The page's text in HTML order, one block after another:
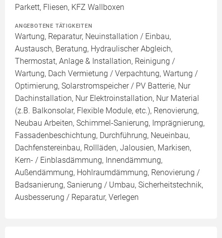
Parkett, Fliesen, KFZ Wallboxen
ANGEBOTENE TÄTIGKEITEN
Wartung, Reparatur, Neuinstallation / Einbau,
Austausch, Beratung, Hydraulischer Abgleich,
Thermostat, Anlage & Installation, Reinigung /
Wartung, Dach Vermietung / Verpachtung, Wartung /
Optimierung, Solarstromspeicher / PV Batterie, Nur
Dachinstallation, Nur Elektroinstallation, Nur Material
(z.B. Balkonsolar, Flexible Module, etc.), Renovierung,
Neubau Arbeiten, Schimmel-Sanierung, Imprägnierung,
Fassadenbeschichtung, Durchführung, Neueinbau,
Dachfenstereinbau, Rollläden, Jalousien, Markisen,
Kern- / Einblasdämmung, Innendämmung,
Außendämmung, Hohlraumdämmung, Renovierung /
Badsanierung, Sanierung / Umbau, Sicherheitstechnik,
Ausbesserung / Reparatur, Verlegen